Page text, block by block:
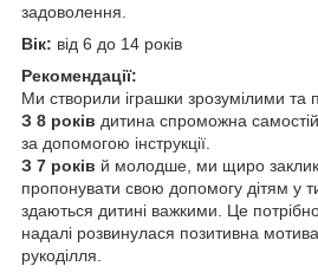
задоволення.
Вік: від 6 до 14 років
Рекомендації:
Ми створили іграшки зрозумілими та
З 8 років дитина спроможна
за допомогою інструкції.
З 7 років й молодше, ми щиро
пропонувати свою допомогу дітям у
здаються дитині важкими. Це
надалі розвинулася позитивна
рукоділля.